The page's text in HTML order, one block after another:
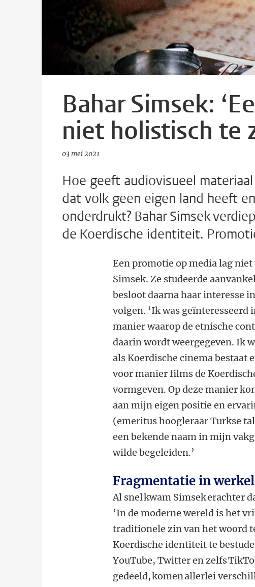
Bahar Simsek:
niet holistisch te
03 mei 2021
Hoe geeft audiovisueel
dat volk geen eigen land heeft
onderdrukt? Bahar Simsek
de Koerdische identiteit.
Een promotie op media lag
Simsek. Ze studeerde
besloot daarna haar interesse
volgen. ‘Ik was geïnteresseerd
manier waarop de etnische
daarin wordt weergegeven. Ik
als Koerdische cinema bestaat
voor manier films de
vormgeven. Op deze manier
aan mijn eigen positie en
(emeritus hoogleraar Turkse
een bekende naam in mijn
wilde begeleiden.’
Fragmentatie in
Al snel kwam Simsek erachter
‘In de moderne wereld is het
traditionele zin van het woord
Koerdische identiteit te
YouTube, Twitter en zelfs
gedeeld, komen allerlei